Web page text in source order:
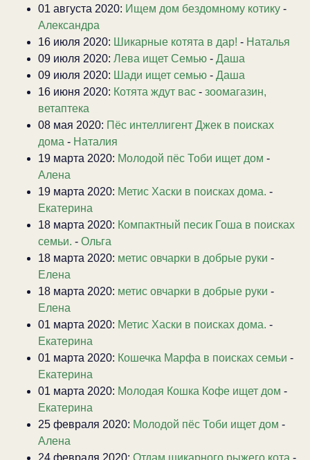
01 августа 2020: Ищем дом бездомному котику -
Александра
16 июля 2020: Шикарные котята в дар! - Наталья
09 июля 2020: Лева ищет Семью - Даша
09 июля 2020: Шади ищет семью - Даша
16 июня 2020: Котята ждут вас - зоомагазин,
ветаптека
08 мая 2020: Пёс интеллигент Джек в поисках
дома - Наталия
19 марта 2020: Молодой пёс Тоби ищет дом -
Алена
19 марта 2020: Метис Хаски в поисках дома. -
Екатерина
18 марта 2020: Компактный песик Гоша в поисках
семьи. - Ольга
18 марта 2020: метис овчарки в добрые руки -
Елена
18 марта 2020: метис овчарки в добрые руки -
Елена
01 марта 2020: Метис Хаски в поисках дома. -
Екатерина
01 марта 2020: Кошечка Марфа в поисках семьи -
Екатерина
01 марта 2020: Молодая Кошка Кофе ищет дом -
Екатерина
25 февраля 2020: Молодой пёс Тоби ищет дом -
Алена
24 февраля 2020: Отдам шикарного рыжего кота -